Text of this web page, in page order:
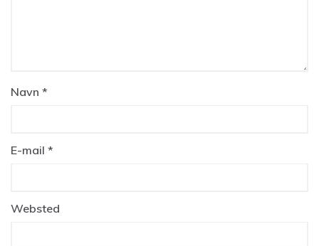
Navn *
E-mail *
Websted